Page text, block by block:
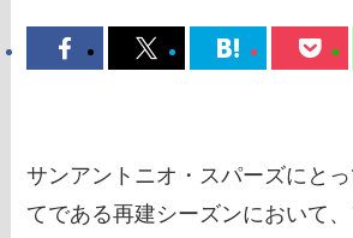
サンアントニオ・スパーズにと
てである再建シーズンにおいて